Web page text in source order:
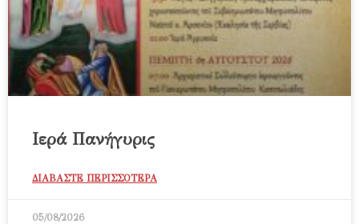
Ιερά Πανήγυρις
ΔΙΑΒΑΣΤΕ ΠΕΡΙΣΣΟΤΕΡΑ
05/08/2026